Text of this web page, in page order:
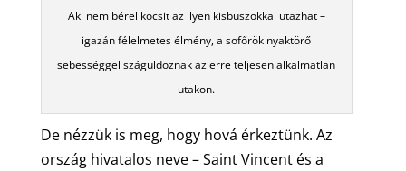
Aki nem bérel kocsit az ilyen kisbuszokkal utazhat –
igazán félelmetes élmény, a sofőrök nyaktörő
sebességgel száguldoznak az erre teljesen alkalmatlan
utakon.
De nézzük is meg, hogy hová érkeztünk. Az
ország hivatalos neve – Saint Vincent és a